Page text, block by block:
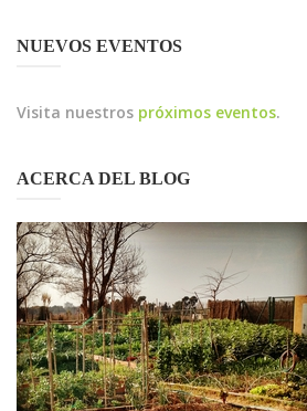
NUEVOS EVENTOS
Visita nuestros próximos eventos.
ACERCA DEL BLOG